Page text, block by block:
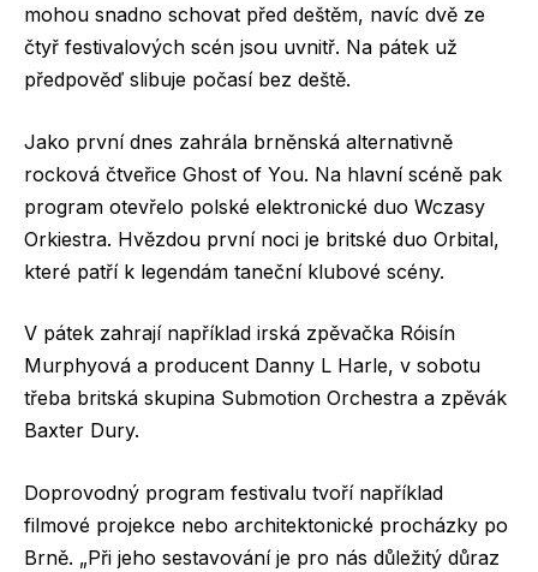
mohou snadno schovat před deštěm, navíc dvě ze
čtyř festivalových scén jsou uvnitř. Na pátek už
předpověď slibuje počasí bez deště.
Jako první dnes zahrála brněnská alternativně
rocková čtveřice Ghost of You. Na hlavní scéně pak
program otevřelo polské elektronické duo Wczasy
Orkiestra. Hvězdou první noci je britské duo Orbital,
které patří k legendám taneční klubové scény.
V pátek zahrají například irská zpěvačka Róisín
Murphyová a producent Danny L Harle, v sobotu
třeba britská skupina Submotion Orchestra a zpěvák
Baxter Dury.
Doprovodný program festivalu tvoří například
filmové projekce nebo architektonické procházky po
Brně. „Při jeho sestavování je pro nás důležitý důraz